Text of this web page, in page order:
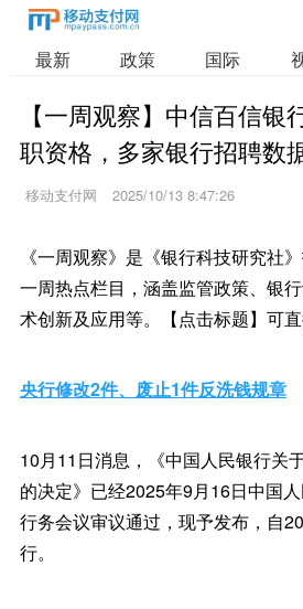
最新 政策 国际
【一周观察】中信百信银
职资格，多家银行招聘数
移动支付网 2025/10/13 8:47:26
《一周观察》是《银行科技研究社
一周热点栏目，涵盖监管政策、银
术创新及应用等。【点击标题】可直
央行修改2件、废止1件反洗钱规章
10月11日消息，《中国人民银行关
的决定》已经2025年9月16日中国
行务会议审议通过，现予发布，自
行。